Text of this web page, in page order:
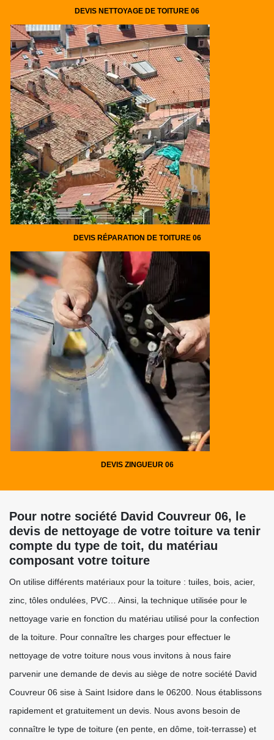
DEVIS NETTOYAGE DE TOITURE 06
DEVIS RÉPARATION DE TOITURE 06
DEVIS ZINGUEUR 06
Pour notre société David Couvreur 06, le
devis de nettoyage de votre toiture va tenir
compte du type de toit, du matériau
composant votre toiture
On utilise différents matériaux pour la toiture : tuiles, bois, acier,
zinc, tôles ondulées, PVC… Ainsi, la technique utilisée pour le
nettoyage varie en fonction du matériau utilisé pour la confection
de la toiture. Pour connaître les charges pour effectuer le
nettoyage de votre toiture nous vous invitons à nous faire
parvenir une demande de devis au siège de notre société David
Couvreur 06 sise à Saint Isidore dans le 06200. Nous établissons
rapidement et gratuitement un devis. Nous avons besoin de
connaître le type de toiture (en pente, en dôme, toit-terrasse) et